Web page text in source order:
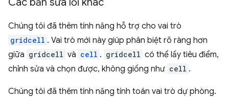
Chúng tôi đã thêm tính năng hỗ trợ cho vai trò
gridcell . Vai trò mới này giúp phân biệt rõ ràng hơn
giữa gridcell và cell . gridcell có thể lấy tiêu điểm,
chỉnh sửa và chọn được, không giống như cell .
Chúng tôi đã thêm tính năng tính toán vai trò dự phòng.